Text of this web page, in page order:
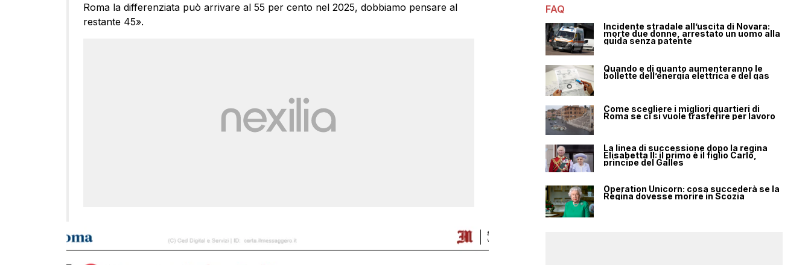
Roma la differenziata può arrivare al 55 per cento nel 2025, dobbiamo pensare al
restante 45».
FAQ
Incidente stradale all’uscita di Novara:
morte due donne, arrestato un uomo alla
guida senza patente
Quando e di quanto aumenteranno le
bollette dell’energia elettrica e del gas
Come scegliere i migliori quartieri di
Roma se ci si vuole trasferire per lavoro
La linea di successione dopo la regina
Elisabetta II: il primo è il figlio Carlo,
principe del Galles
Operation Unicorn: cosa succederà se la
Regina dovesse morire in Scozia